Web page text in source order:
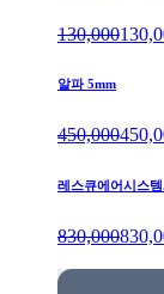
130,000
알파 5mm
450,000
레스큐에어시스
830,000